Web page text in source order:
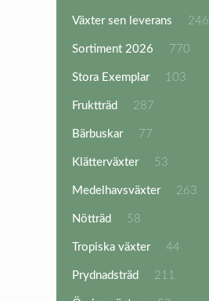
Växter sen leverans
246
Sortiment 2026
770
Stora Exemplar
103
Fruktträd
287
Bärbuskar
77
Klätterväxter
53
Medelhavsväxter
263
Nötträd
58
Tropiska växter
44
Prydnadsträd
211